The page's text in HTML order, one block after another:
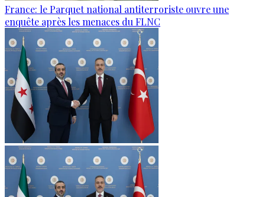
France: le Parquet national antiterroriste ouvre une
enquête après les menaces du FLNC